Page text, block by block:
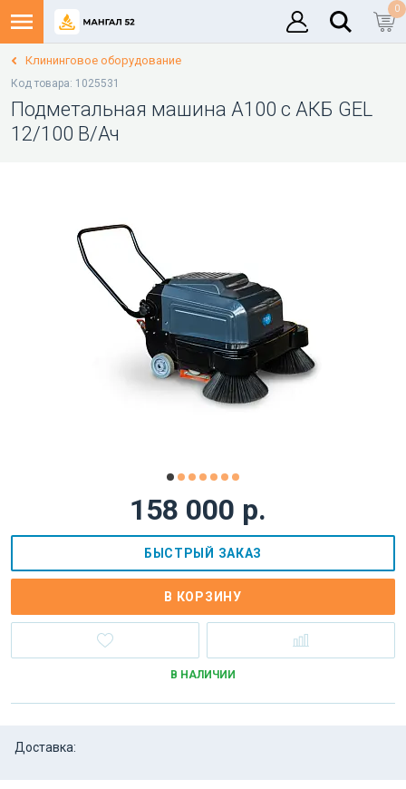
0
Клининговое оборудование
Код товара: 1025531
Подметальная машина A100 с АКБ GEL
12/100 В/Ач
158 000 р.
БЫСТРЫЙ ЗАКАЗ
В КОРЗИНУ
В НАЛИЧИИ
Доставка: